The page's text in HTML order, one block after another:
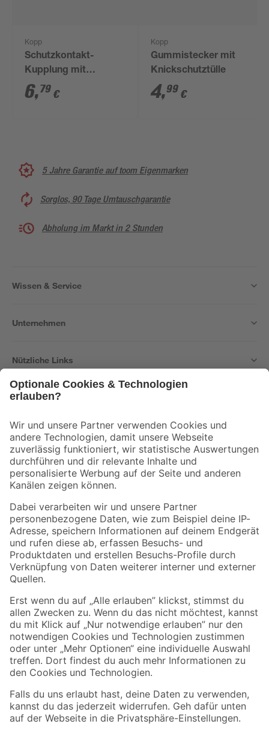
Kopp
Schutzkontakt-
Kupplung mit
Knickschutz schwarz
6,79 €
Kopp
Gummistecker mit
Knickschutztülle
4,99 €
5 Jahre Garantie auf toom Eigenmarken
Sorglos, 90 Tage Umtauschgarantie
Abholung im Markt in 2 Stunden
Wissen & Service
Unternehmen
Nützliche Links
Der toom Newsletter: Keine Angebote und Aktionen mehr verpassen!
Zur Newsletter Anmeldung
Folge uns
Zahlungsarten Versandarten
Sicher einkaufen
Jetzt die toom-App herunterladen
Alle Preisangaben in EUR inkl. gesetzl. MwSt.. Die dargestellten Angebote sind unter
Umständen nicht in allen Märkten verfügbar. Die angegebenen Verfügbarkeiten beziehen